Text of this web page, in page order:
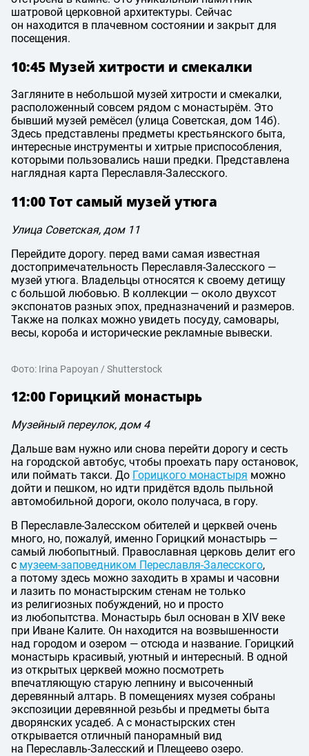
шатровой церковной архитектуры. Сейчас
он находится в плачевном состоянии и закрыт для
посещения.
10:45 Музей хитрости и смекалки
Загляните в небольшой музей хитрости и смекалки,
расположенный совсем рядом с монастырём. Это
бывший музей ремёсел (улица Советская, дом 14б).
Здесь представлены предметы крестьянского быта,
интересные инструменты и хитрые приспособления,
которыми пользовались наши предки. Представлена
наглядная карта Переславля-Залесского.
11:00 Тот самый музей утюга
Улица Советская, дом 11
Перейдите дорогу. перед вами самая известная
достопримечательность Переславля-Залесского —
музей утюга. Владельцы относятся к своему детищу
с большой любовью. В коллекции — около двухсот
экспонатов разных эпох, предназначений и размеров.
Также на полках можно увидеть посуду, самовары,
весы, короба и исторические рекламные вывески.
Фото: Irina Papoyan / Shutterstock
12:00 Горицкий монастырь
Музейный переулок, дом 4
Дальше вам нужно или снова перейти дорогу и сесть
на городской автобус, чтобы проехать пару остановок,
или поймать такси. До Горицкого монастыря можно
дойти и пешком, но идти придётся вдоль пыльной
автомобильной дороги, около получаса, в гору.
В Переславле-Залесском обителей и церквей очень
много, но, пожалуй, именно Горицкий монастырь —
самый любопытный. Православная церковь делит его
с музеем-заповедником Переславля-Залесского,
а потому здесь можно заходить в храмы и часовни
и лазить по монастырским стенам не только
из религиозных побуждений, но и просто
из любопытства. Монастырь был основан в XIV веке
при Иване Калите. Он находится на возвышенности
над городом и озером — отсюда и название. Горицкий
монастырь красивый, уютный и интересный. В одной
из открытых церквей можно посмотреть
впечатляющую старую лепнину и высоченный
деревянный алтарь. В помещениях музея собраны
экспозиции деревянной резьбы и предметы быта
дворянских усадеб. А с монастырских стен
открывается отличный панорамный вид
на Переславль-Залесский и Плещеево озеро.